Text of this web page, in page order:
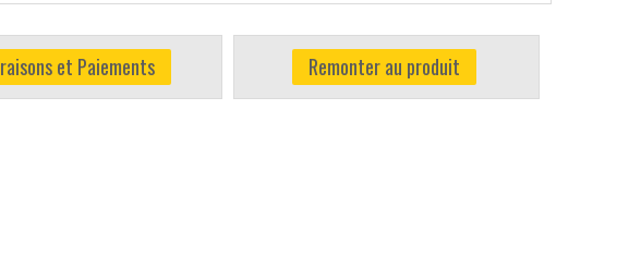
et Paiements Remonter au produit